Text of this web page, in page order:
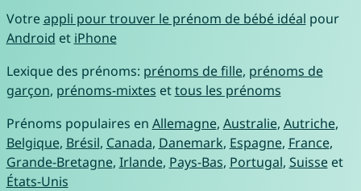
Votreappli pour trouver le prénom de bébé idéal pour
Android et iPhone
Lexique des prénoms: prénoms de fille, prénoms de
garçon, prénoms-mixtes ettous les prénoms
Prénoms populaires en Allemagne, Australie, Autriche,
Belgique, Brésil, Canada, Danemark, Espagne, France,
Grande-Bretagne, Irlande, Pays-Bas, Portugal, Suisseet
États-Unis